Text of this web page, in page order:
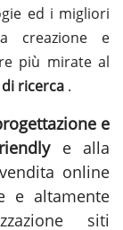
ed i migliori
creazione e
più mirate al
ricerca .
e
e alla
online
e altamente
siti